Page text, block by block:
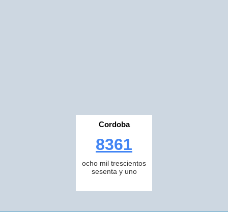
Cordoba
8361
ocho mil trescientos
sesenta y uno